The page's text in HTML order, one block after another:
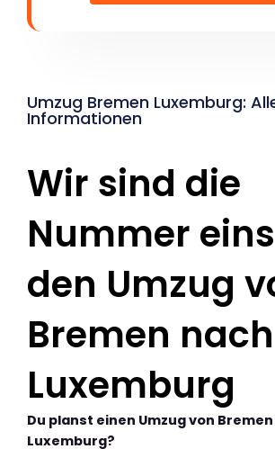
Umzug Bremen Luxemburg:
Informationen
Wir sind die
Nummer
den Umzug
Bremen nach
Luxemburg
Du planst einen Umzug von
Luxemburg?